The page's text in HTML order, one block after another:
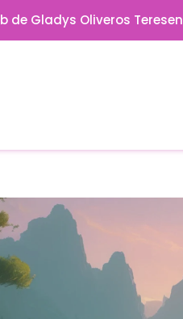
de Gladys Oliveros Teresen